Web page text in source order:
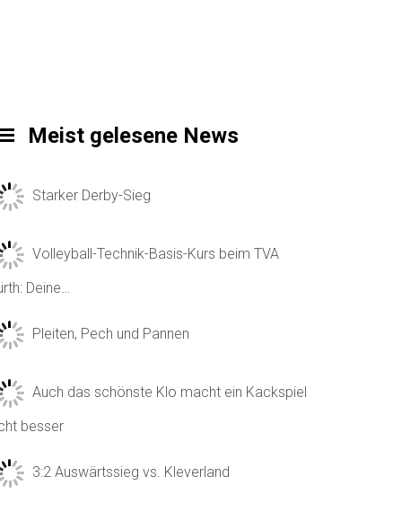
Meist gelesene News
Starker Derby-Sieg
Volleyball-Technik-Basis-Kurs beim TVA
Deine…
Pleiten, Pech und Pannen
Auch das schönste Klo macht ein Kackspiel
besser
3:2 Auswärtssieg vs. Kleverland